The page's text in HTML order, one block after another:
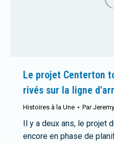
Le projet Centerton
rivés sur la ligne
Histoires à la Une Par
Il y a deux ans, le projet
encore en phase de